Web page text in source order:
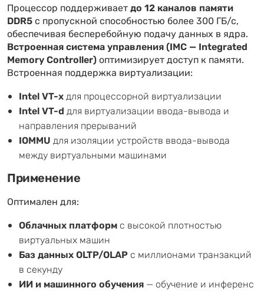
Процессор поддерживаетдо 12 каналов памяти
DDR5с пропускной способностью более 300 ГБ/с,
обеспечивая бесперебойную подачу данных в ядра.
Встроенная система управления (IMC — Integrated
Memory Controller)оптимизирует доступ к памяти.
Встроенная поддержка виртуализации:
Intel VT-xдля процессорной виртуализации
Intel VT-d для виртуализации ввода-вывода и
направления прерываний
IOMMU для изоляции устройств ввода-вывода
между виртуальными машинами
Применение
Оптимален для:
Облачных платформ с высокой плотностью
виртуальных машин
Баз данных OLTP/OLAP с миллионами транзакций
в секунду
ИИ и машинного обучения — обучение и инференс